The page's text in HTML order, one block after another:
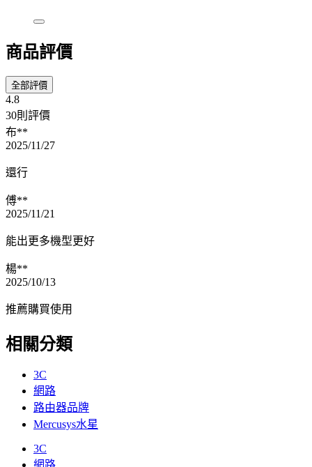
商品評價
全部評價
4.8
30則評價
布**
2025/11/27
還行
傅**
2025/11/21
能出更多機型更好
楊**
2025/10/13
推薦購買使用
相關分類
3C
網路
路由器品牌
Mercusys水星
3C